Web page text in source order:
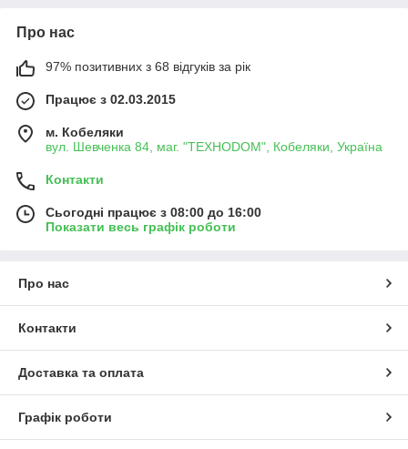
Про нас
97% позитивних з 68 відгуків за рік
Працює з 02.03.2015
м. Кобеляки
вул. Шевченка 84, маг. "ТЕХНОDOM", Кобеляки, Україна
Контакти
Сьогодні працює з 08:00 до 16:00
Показати весь графік роботи
Про нас
Контакти
Доставка та оплата
Графік роботи